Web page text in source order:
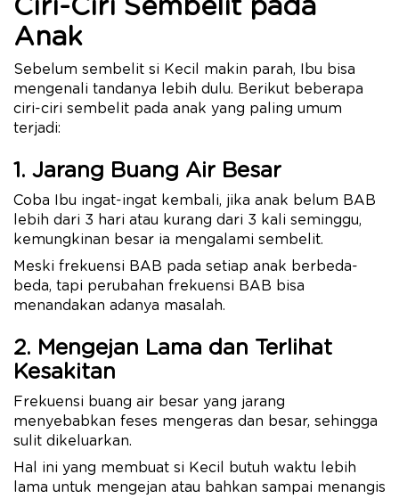
Ciri-Ciri Sembelit pada
Anak
Sebelum sembelit si Kecil makin parah, Ibu bisa
mengenali tandanya lebih dulu. Berikut beberapa
ciri-ciri sembelit pada anak yang paling umum
terjadi:
1. Jarang Buang Air Besar
Coba Ibu ingat-ingat kembali, jika anak belum BAB
lebih dari 3 hari atau kurang dari 3 kali seminggu,
kemungkinan besar ia mengalami sembelit.
Meski frekuensi BAB pada setiap anak berbeda-
beda, tapi perubahan frekuensi BAB bisa
menandakan adanya masalah.
2. Mengejan Lama dan Terlihat
Kesakitan
Frekuensi buang air besar yang jarang
menyebabkan feses mengeras dan besar, sehingga
sulit dikeluarkan.
Hal ini yang membuat si Kecil butuh waktu lebih
lama untuk mengejan atau bahkan sampai menangis